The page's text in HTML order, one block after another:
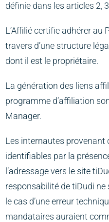
définie dans les articles 2,
L’Affilié certifie adhérer au
travers d’une structure
dont il est le propriétaire.
La génération des liens
programme d’affiliation
Manager.
Les internautes provenant
identifiables par la
l’adressage vers le site
responsabilité de tiDudi
le cas d’une erreur
mandataires auraient